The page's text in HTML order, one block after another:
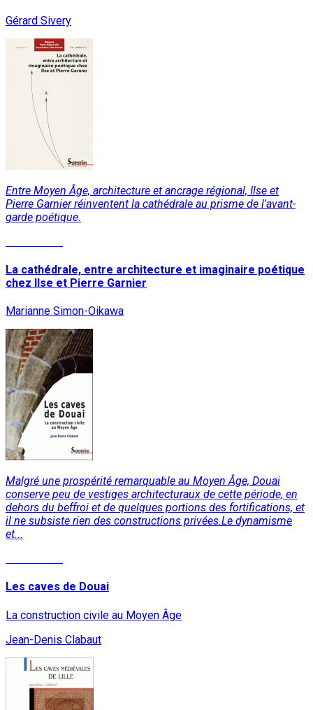
Gérard Sivery
Entre Moyen Âge, architecture et ancrage régional, Ilse et
Pierre Garnier réinventent la cathédrale au prisme de l'avant-
garde poétique.
La cathédrale, entre architecture et imaginaire poétique
chez Ilse et Pierre Garnier
Marianne Simon-Oikawa
Malgré une prospérité remarquable au Moyen Âge, Douai
conserve peu de vestiges architecturaux de cette période, en
dehors du beffroi et de quelques portions des fortifications, et
il ne subsiste rien des constructions privées.Le dynamisme
et...
Les caves de Douai
La construction civile au Moyen Âge
Jean-Denis Clabaut